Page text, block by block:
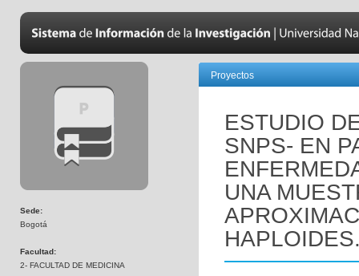
Sede:
Bogotá
Facultad:
2- FACULTAD DE MEDICINA
Proyectos
ESTUDIO
SNPS- EN
UNA